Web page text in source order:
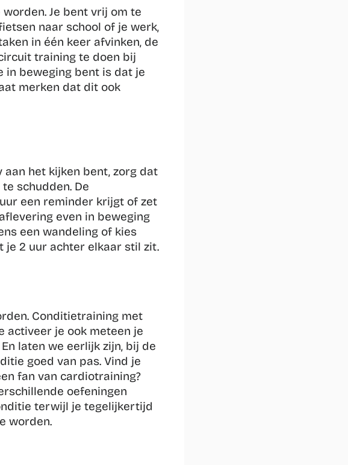
Je bent vrij om te
naar school of je werk,
in één keer afvinken, de
training te doen bij
in beweging bent is dat je
merken dat dit ook
het kijken bent, zorg dat
schudden. De
een reminder krijgt of zet
even in beweging
een wandeling of kies
je 2 uur achter elkaar stil zit.
Conditietraining met
activeer je ook meteen je
laten we eerlijk zijn, bij de
goed van pas. Vind je
fan van cardiotraining?
oefeningen
terwijl je tegelijkertijd
worden.